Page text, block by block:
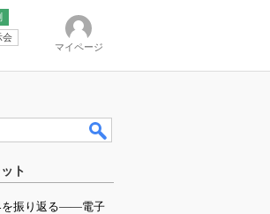
会
マイページ
ト
を振り返る――電子